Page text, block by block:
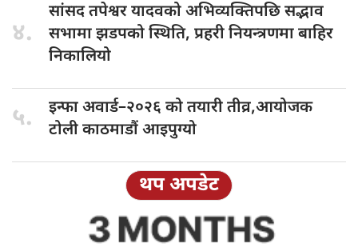
४.
सांसद तपेश्वरयादवको अभिव्यक्तिपछि सद्भाव
सभामा झडपको स्थिति, प्रहरी नियन्त्रणमा बाहिर
निकालियो
५. इन्फा अवार्ड–२०२६ को तयारी तीव्र,आयोजक
टोली काठमाडौं आइपुग्यो
थप अपडेट